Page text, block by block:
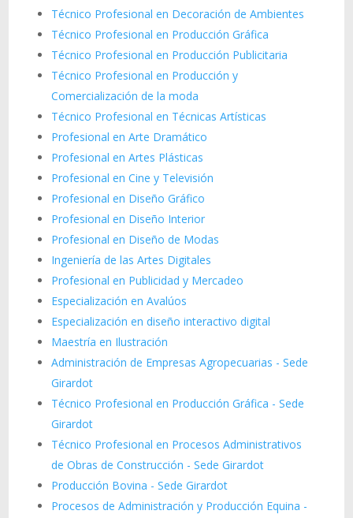
Técnico Profesional en Decoración de Ambientes
Técnico Profesional en Producción Gráfica
Técnico Profesional en Producción Publicitaria
Técnico Profesional en Producción y
Comercialización de la moda
Técnico Profesional en Técnicas Artísticas
Profesional en Arte Dramático
Profesional en Artes Plásticas
Profesional en Cine y Televisión
Profesional en Diseño Gráfico
Profesional en Diseño Interior
Profesional en Diseño de Modas
Ingeniería de las Artes Digitales
Profesional en Publicidad y Mercadeo
Especialización en Avalúos
Especialización en diseño interactivo digital
Maestría en Ilustración
Administración de Empresas Agropecuarias - Sede
Girardot
Técnico Profesional en Producción Gráfica - Sede
Girardot
Técnico Profesional en Procesos Administrativos
de Obras de Construcción - Sede Girardot
Producción Bovina - Sede Girardot
Procesos de Administración y Producción Equina -